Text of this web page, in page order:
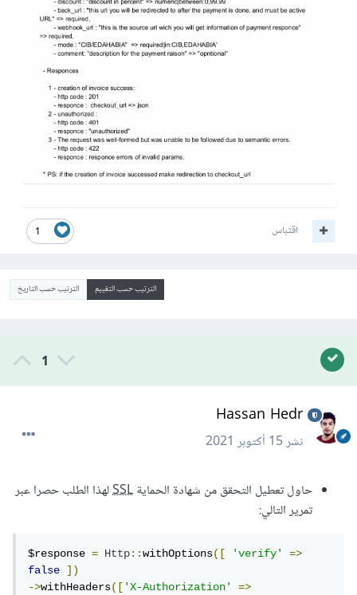
1 اقتباس
الترتيب حسب التقييم الترتيب حسب التاريخ
1
Hassan Hedr
نشر15 أكتوبر 2021
حاول تعطيل التحقق من شهادة الحمايةSSLلهذا الطلب حصرا عبر
تمرير التالي:
$response = Http::withOptions([ 'verify'
=>
false
])
->withHeaders(['X-Authorization'
=>